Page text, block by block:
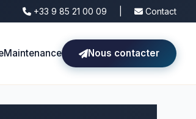
+33 9 85 21 00 09 Contact
Maintenance Nous contacter